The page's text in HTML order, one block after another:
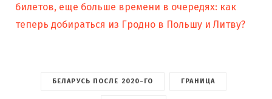
билетов, еще больше времени в очередях: как
теперь добираться из Гродно в Польшу и Литву?
БЕЛАРУСЬ ПОСЛЕ 2020-ГО ГРАНИЦА